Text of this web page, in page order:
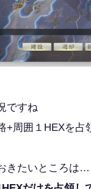
ですね
+周囲１HEXを占
きたいところは…